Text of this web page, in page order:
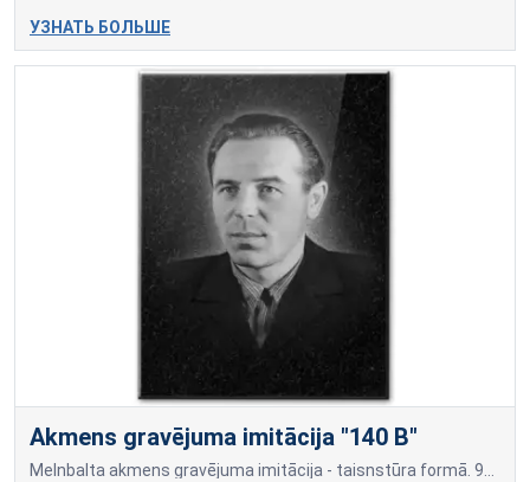
УЗНАТЬ БОЛЬШЕ
Akmens gravējuma imitācija "140 B"